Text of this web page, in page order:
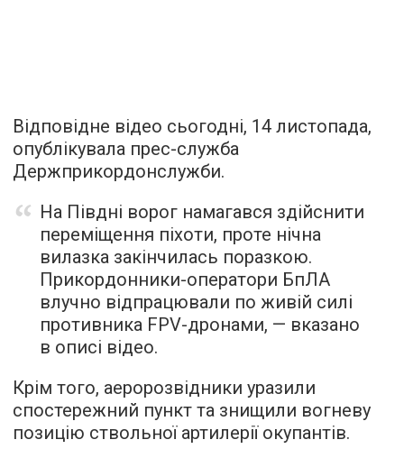
Відповідне відео сьогодні, 14 листопада,
опублікувала прес-служба
Держприкордонслужби.
На Півдні ворог намагався здійснити
переміщення піхоти, проте нічна
вилазка закінчилась поразкою.
Прикордонники-оператори БпЛА
влучно відпрацювали по живій силі
противника FPV-дронами, — вказано
в описі відео.
Крім того, аеророзвідники уразили
спостережний пункт та знищили вогневу
позицію ствольної артилерії окупантів.